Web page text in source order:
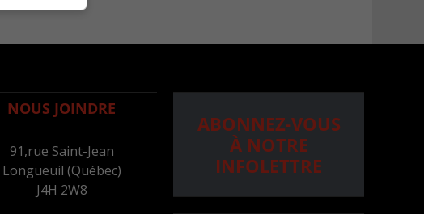
NOUS JOINDRE
91,rue Saint-Jean
Longueuil (Québec)
J4H 2W8
ABONNEZ-VOUS
À NOTRE
INFOLETTRE